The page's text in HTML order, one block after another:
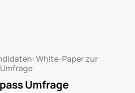
White-Paper zur
Umfrage